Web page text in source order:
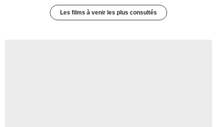
Les films à venir les plus consultés